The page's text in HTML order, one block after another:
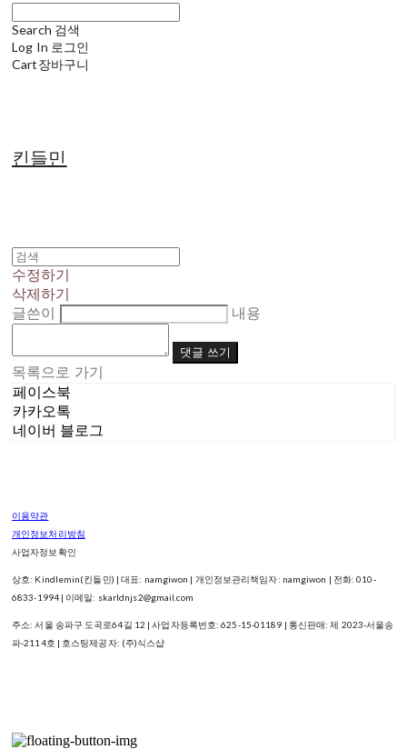
Search 검색
Log In 로그인
Cart장바구니
킨들민
수정하기
삭제하기
글쓴이
내용
댓글 쓰기
목록으로 가기
페이스북
카카오톡
네이버 블로그
이용약관
개인정보처리방침
사업자정보확인
상호: Kindlemin(킨들민) | 대표: namgiwon | 개인정보관리책임자: namgiwon | 전화: 010-
6833-1994 | 이메일: skarldnjs2@gmail.com
주소: 서울 송파구 도곡로64길 12 | 사업자등록번호:625-15-01189 | 통신판매:제 2023-서울송
파-2114호 | 호스팅제공자: (주)식스샵